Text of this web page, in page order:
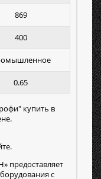
869
400
0.65
купить в
предоставляет
с